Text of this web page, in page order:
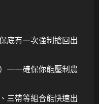
有一次強制搶回出
）——確保你能壓制農
帶等組合能快速出